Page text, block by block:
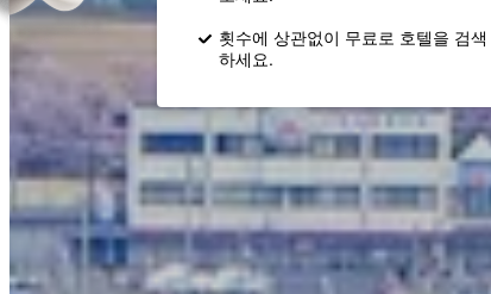
횟수에 상관없이 무료로 호텔을 검색
하세요.